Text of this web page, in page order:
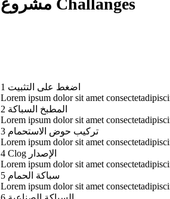
1 اضغط على التثبيت
Lorem ipsum dolor sit amet
2 المطبخ السباكة
Lorem ipsum dolor sit amet
3 تركيب حوض الاستحمام
Lorem ipsum dolor sit amet
4
Clog الإصدار
Lorem ipsum dolor sit amet
5 سباكة الحمام
Lorem ipsum dolor sit amet